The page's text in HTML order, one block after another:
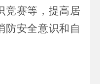
竞赛等，提高居
防安全意识和自